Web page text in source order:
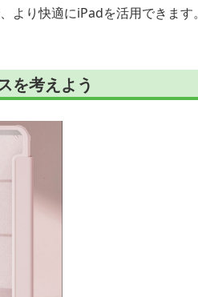
より快適にiPadを活用できます。
を考えよう